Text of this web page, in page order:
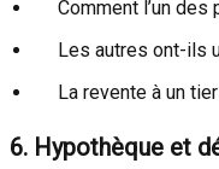
Comment l’un
Les autres ont-ils
La revente à un
6. Hypothèque et